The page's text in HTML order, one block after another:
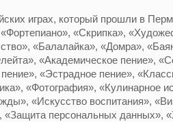
играх, который прошли в
«Скрипка»,
«Балалайка», «Домра»,
«Академическое пение»,
«Эстрадное пение»,
«Фотография», «Кулинарное
«Искусство воспитания»,
«Защита персональных данных»,